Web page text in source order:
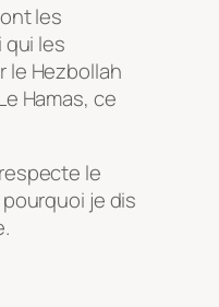
les
qui les
le Hezbollah
Hamas, ce
le
je dis